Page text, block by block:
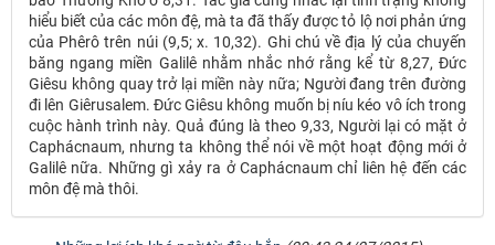
hiểu biết của các môn đệ, mà ta đã thấy được tỏ lộ nơi phản ứng
của Phêrô trên núi (9,5; x. 10,32). Ghi chú về địa lý của chuyến
băng ngang miền Galilê nhằm nhắc nhớ rằng kể từ 8,27, Đức
Giêsu không quay trở lại miền này nữa; Người đang trên đường
đi lên Giêrusalem. Đức Giêsu không muốn bị níu kéo vô ích trong
cuộc hành trình này. Quả đúng là theo 9,33, Người lại có mặt ở
Caphácnaum, nhưng ta không thể nói về một hoạt động mới ở
Galilê nữa. Những gì xảy ra ở Caphácnaum chỉ liên hệ đến các
môn đệ mà thôi.